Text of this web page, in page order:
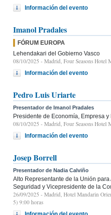
Información del evento
Imanol Pradales
FÓRUM EUROPA
Lehendakari del Gobierno Vasco
08/10/2025 - Madrid, Four Seasons Hotel
Información del evento
Pedro Luis Uriarte
Presentador de Imanol Pradales
Presidente de Economía, Empresa y
08/10/2025 - Madrid, Four Seasons Hotel
Información del evento
Josep Borrell
Presentador de Nadia Calviño
Alto Representante de la Unión
Seguridad y Vicepresidente de la
26/09/2025 - Madrid, Hotel Mandarin
5) 9:00 horas
Información del evento